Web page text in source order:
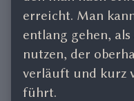
erreicht. Man
entlang gehen,
nutzen, der
verläuft und kurz
führt.